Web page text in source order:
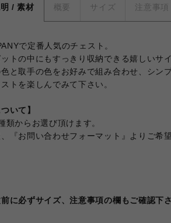
/ 素材 概要 サイズ 注意事項
で定番人気のチェスト。
トの中にもすっきり収納できる嬉しいサ
と取手の色をお好みで組み合わせ、シン
トを楽しんでみて下さい。
いて】
類からお選び頂けます。
、『お問い合わせフォーマット』よりご希
に必ずサイズ、注意事項の欄もご確認下さ